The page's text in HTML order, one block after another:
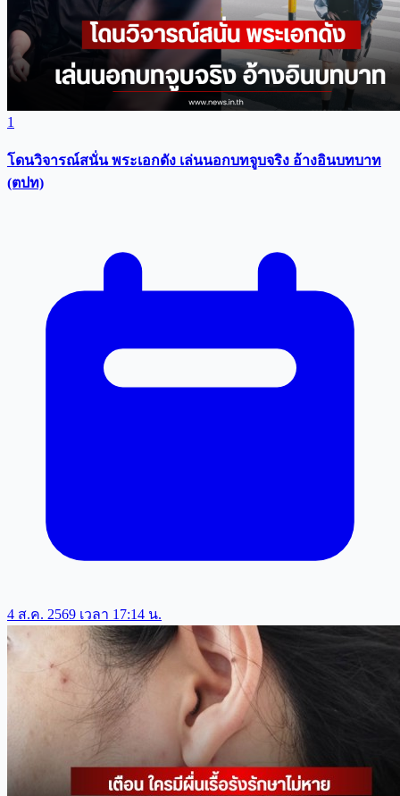
1
โดนวิจารณ์สนั่น พระเอกดัง เล่นนอกบทจูบจริง อ้างอินบทบาท
(ตปท)
4 ส.ค. 2569 เวลา 17:14 น.